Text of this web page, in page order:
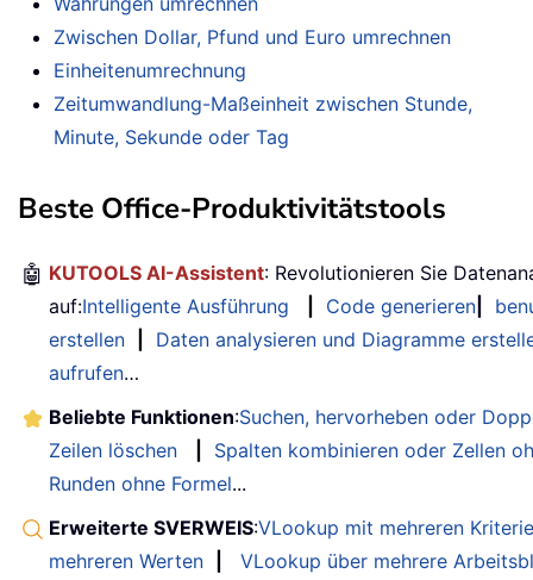
Zwischen Dollar, Pfund und Euro umrechnen
Einheitenumrechnung
Zeitumwandlung-Maßeinheit zwischen Stunde,
Minute, Sekunde oder Tag
Beste Office-Produktivitätstools
🤖 KUTOOLS AI-Assistent: Revolutionieren Sie
auf:Intelligente Ausführung Code generieren
erstellen
Daten analysieren und Diagramme
aufrufen…
Beliebte Funktionen:Suchen, hervorheben oder
Zeilen löschen
Spalten kombinieren oder Zellen
Runden ohne Formel...
Erweiterte SVERWEIS:VLookup mit mehreren
mehreren Werten
VLookup über mehrere